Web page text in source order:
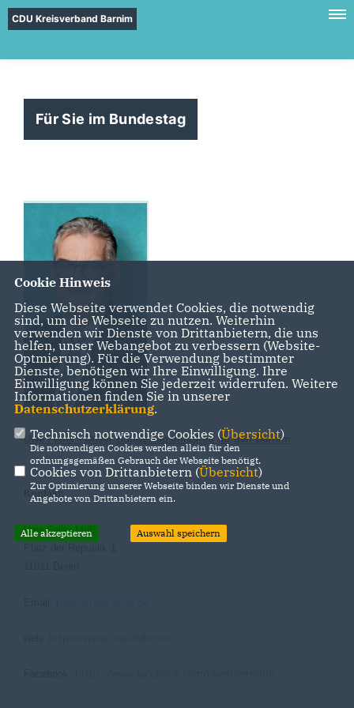
CDU Kreisverband Barnim
Für Sie im Bundestag
Uwe Feiler - Unser Bundestagsmitglied für den Barnim
Kontakt:
Uwe Feiler MdB
Cookie Hinweis
Diese Webseite verwendet Cookies, die notwendig
sind, um die Webseite zu nutzen. Weiterhin
verwenden wir Dienste von Drittanbietern, die uns
helfen, unser Webangebot zu verbessern (Website-
Optmierung). Für die Verwendung bestimmter
Dienste, benötigen wir Ihre Einwilligung. Ihre
Einwilligung können Sie jederzeit widerrufen. Weitere
Informationen finden Sie in unserer
Datenschutzerklärung.
Technisch notwendige Cookies (Übersicht)
Die notwendigen Cookies werden allein für den
ordnungsgemäßen Gebrauch der Webseite benötigt.
Cookies von Drittanbietern (Übersicht)
Zur Optimierung unserer Webseite binden wir Dienste und
Angebote von Drittanbietern ein.
Alle akzeptieren Auswahl speichern